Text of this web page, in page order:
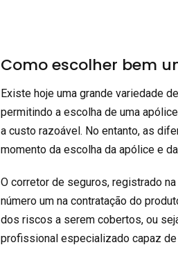
Como escolher bem
Existe hoje uma grande variedade de
permitindo a escolha de uma
a custo razoável. No entanto, as
momento da escolha da apólice e
O corretor de seguros, registrado
número um na contratação do
dos riscos a serem cobertos, ou
profissional especializado capaz